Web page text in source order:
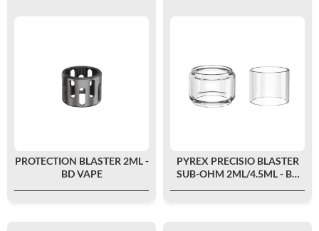
PROTECTION BLASTER 2ML -
BD VAPE
PYREX PRECISIO BLASTER
SUB-OHM 2ML/4.5ML - BD